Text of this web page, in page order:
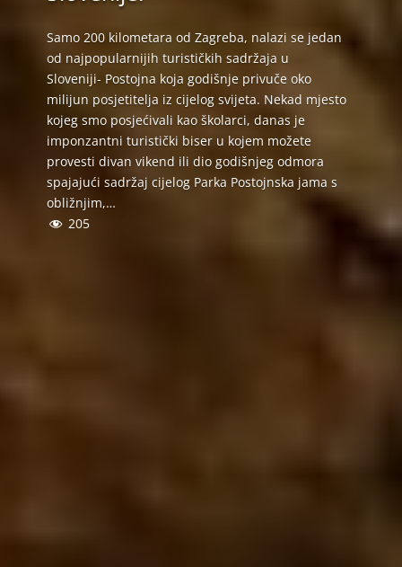
Samo 200 kilometara od Zagreba, nalazi se jedan
od najpopularnijih turističkih sadržaja u
Sloveniji- Postojna koja godišnje privuče oko
milijun posjetitelja iz cijelog svijeta. Nekad mjesto
kojeg smo posjećivali kao školarci, danas je
imponzantni turistički biser u kojem možete
provesti divan vikend ili dio godišnjeg odmora
spajajući sadržaj cijelog Parka Postojnska jama s
obližnjim,…
205